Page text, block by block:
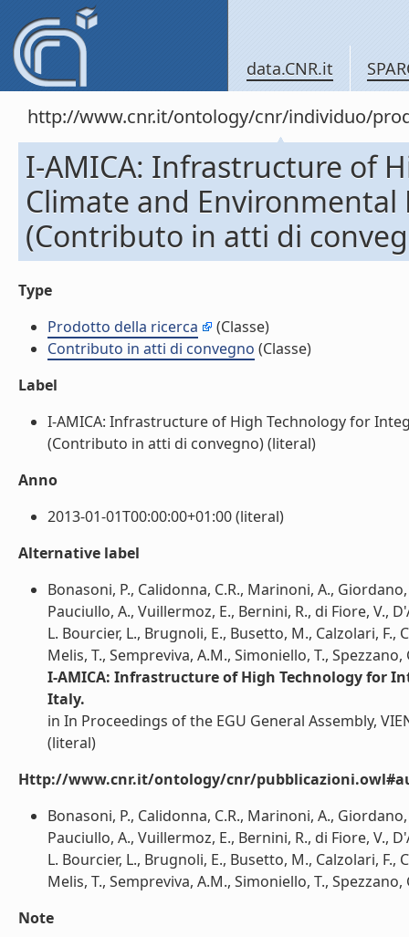
data.CNR.it
http://www.cnr.it/ontology/cnr/individuo/
I-AMICA: Infrastructure of
Climate and
(Contributo in atti di
Type
Prodotto della ricerca
(Classe)
Contributo in atti di convegno (Classe)
Label
I-AMICA: Infrastructure of High Technology for
(Contributo in atti di convegno) (literal)
Anno
2013-01-01T00:00:00+01:00 (literal)
Alternative label
Bonasoni, P., Calidonna, C.R., Marinoni, A.,
Pauciullo, A., Vuillermoz, E., Bernini, R., di Fiore, V.,
L. Bourcier, L., Brugnoli, E., Busetto, M., Calzolari, F.,
Melis, T., Sempreviva, A.M., Simoniello, T.,
I-AMICA: Infrastructure of High Technology for
Italy.
in In Proceedings of the EGU General Assembly,
(literal)
Http://www.cnr.it/ontology/cnr/
Bonasoni, P., Calidonna, C.R., Marinoni, A.,
Pauciullo, A., Vuillermoz, E., Bernini, R., di Fiore, V.,
L. Bourcier, L., Brugnoli, E., Busetto, M., Calzolari, F.,
Melis, T., Sempreviva, A.M., Simoniello, T.,
Note